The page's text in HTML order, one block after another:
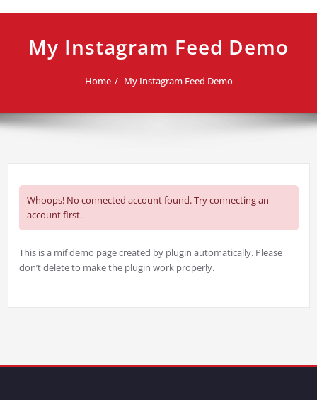
My Instagram Feed Demo
Home My Instagram Feed Demo
Whoops! No connected account found. Try connecting an
account first.
This is a mif demo page created by plugin automatically. Please
don’t delete to make the plugin work properly.